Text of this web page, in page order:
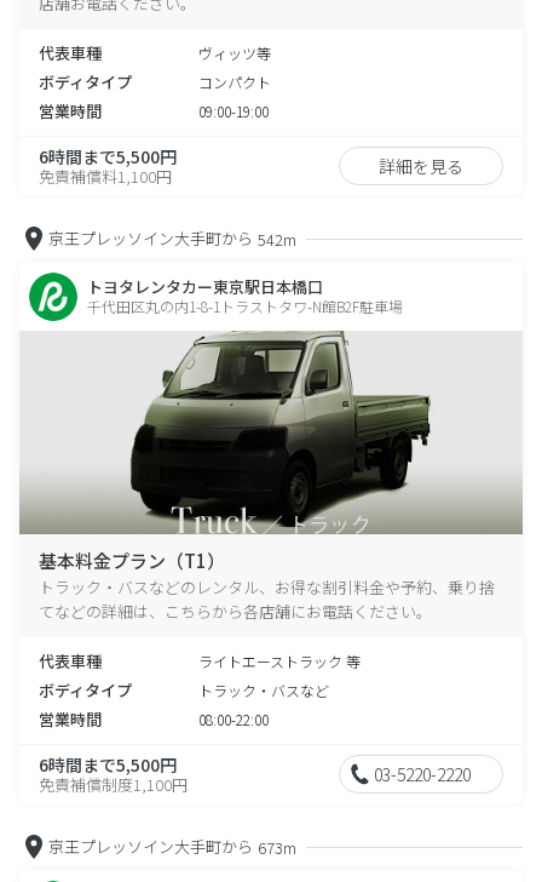
代表車種 ヴィッツ等
ボディタイプ コンパクト
営業時間 09:00-19:00
6時間まで5,500円
免責補償料1,100円 詳細を見る
京王プレッソイン大手町から 542m
トヨタレンタカー東京駅日本橋口
千代田区丸の内1-8-1トラストタワ-N館B2F駐車場
基本料金プラン（T1）
トラック・バスなどのレンタル、お得な割引料金や予約、乗り捨
てなどの詳細は、こちらから各店舗にお電話ください。
代表車種 ライトエーストラック 等
ボディタイプ トラック・バスなど
営業時間 08:00-22:00
6時間まで5,500円
免責補償制度1,100円 03-5220-2220
京王プレッソイン大手町から 673m